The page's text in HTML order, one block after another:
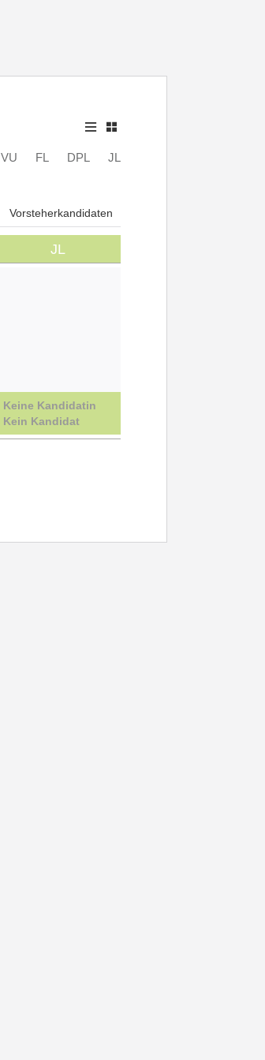
VU FL DPL JL
Vorsteherkandidaten
JL
Keine Kandidatin
Kein Kandidat